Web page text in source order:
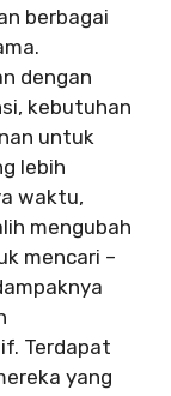
berbagai
dengan
kebutuhan
untuk
lebih
waktu,
mengubah
mencari –
Terdapat
yang